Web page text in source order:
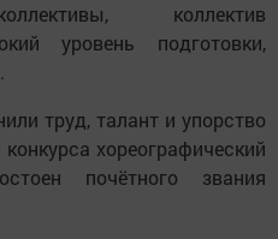
коллектив
уровень подготовки,
труд, талант и упорство
хореографический
почётного звания